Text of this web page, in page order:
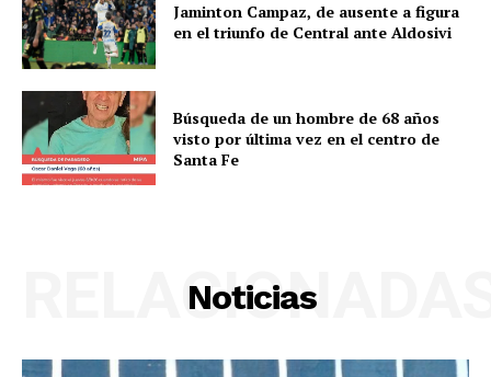
Jaminton Campaz, de ausente a figura
en el triunfo de Central ante Aldosivi
Búsqueda de un hombre de 68 años
visto por última vez en el centro de
Santa Fe
Noticias